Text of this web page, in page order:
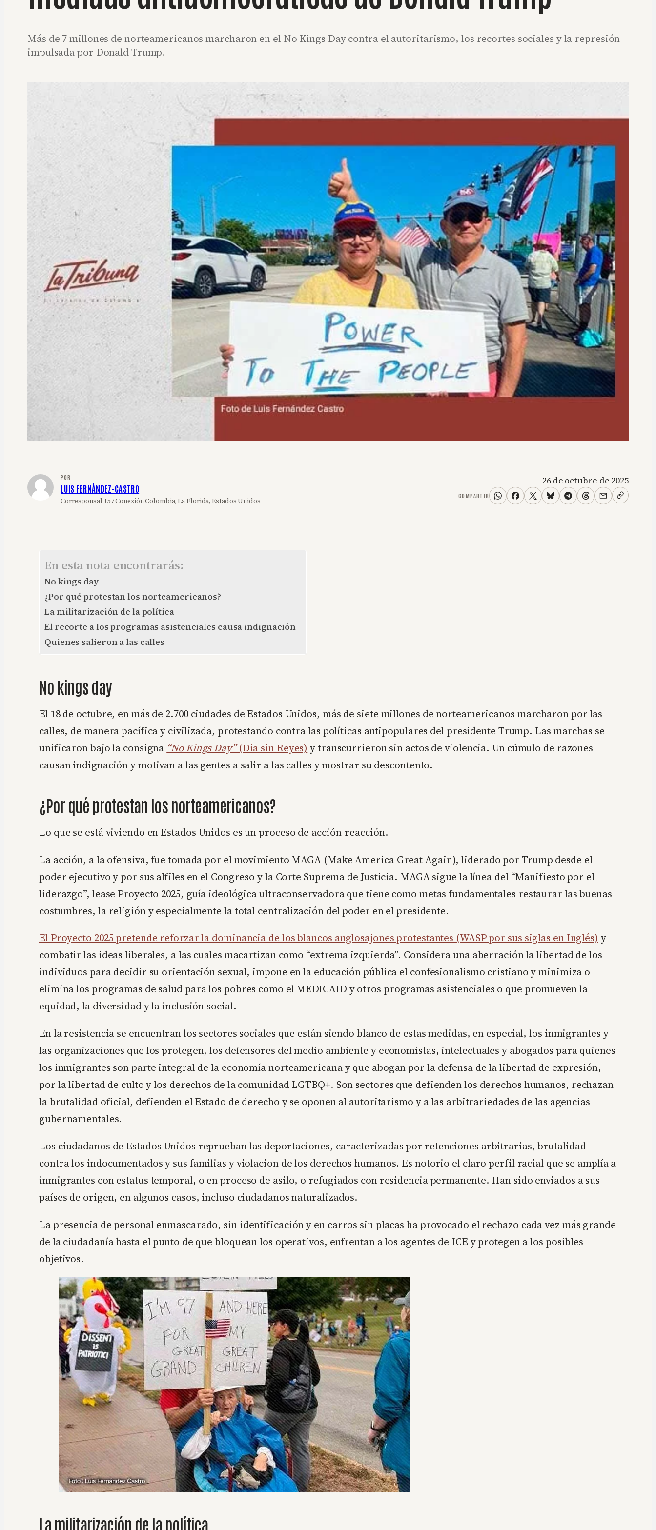
Más de 7 millones de norteamericanos marcharon en el No Kings Day contra el autoritarismo, los recortes sociales y la represión
impulsada por Donald Trump.
POR
LUIS FERNÁNDEZ-CASTRO
Corresponsal +57 Conexión Colombia, La Florida, Estados Unidos
26 de octubre de 2025
COMPARTIR
En esta nota encontrarás:
No kings day
¿Por qué protestan los norteamericanos?
La militarización de la política
El recorte a los programas asistenciales causa indignación
Quienes salieron a las calles
No kings day
El 18 de octubre, en más de 2.700 ciudades de Estados Unidos, más de siete millones de norteamericanos marcharon por las
calles, de manera pacífica y civilizada, protestando contra las políticas antipopulares del presidente Trump. Las marchas se
unificaron bajo la consigna “No Kings Day”(Dia sin Reyes) y transcurrieron sin actos de violencia. Un cúmulo de razones
causan indignación y motivan a las gentes a salir a las calles y mostrar su descontento.
¿Por qué protestan los norteamericanos?
Lo que se está viviendo en Estados Unidos es un proceso de acción-reacción.
La acción, a la ofensiva, fue tomada por el movimiento MAGA (Make America Great Again), liderado por Trump desde el
poder ejecutivo y por sus alfiles en el Congreso y la Corte Suprema de Justicia. MAGA sigue la línea del “Manifiesto por el
liderazgo”, lease Proyecto 2025, guía ideológica ultraconservadora que tiene como metas fundamentales restaurar las buenas
costumbres, la religión y especialmente la total centralización del poder en el presidente.
El Proyecto 2025 pretende reforzar la dominancia de los blancos anglosajones protestantes (WASP por sus siglas en Inglés) y
combatir las ideas liberales, a las cuales macartizan como “extrema izquierda”. Considera una aberración la libertad de los
individuos para decidir su orientación sexual, impone en la educación pública el confesionalismo cristiano y minimiza o
elimina los programas de salud para los pobres como el MEDICAID y otros programas asistenciales o que promueven la
equidad, la diversidad y la inclusión social.
En la resistencia se encuentran los sectores sociales que están siendo blanco de estas medidas, en especial, los inmigrantes y
las organizaciones que los protegen, los defensores del medio ambiente y economistas, intelectuales y abogados para quienes
los inmigrantes son parte integral de la economía norteamericana y que abogan por la defensa de la libertad de expresión,
por la libertad de culto y los derechos de la comunidad LGTBQ+. Son sectores que defienden los derechos humanos, rechazan
la brutalidad oficial, defienden el Estado de derecho y se oponen al autoritarismo y a las arbitrariedades de las agencias
gubernamentales.
Los ciudadanos de Estados Unidos reprueban las deportaciones, caracterizadas por retenciones arbitrarias, brutalidad
contra los indocumentados y sus familias y violacion de los derechos humanos. Es notorio el claro perfil racial que se amplía a
inmigrantes con estatus temporal, o en proceso de asilo, o refugiados con residencia permanente. Han sido enviados a sus
países de origen, en algunos casos, incluso ciudadanos naturalizados.
La presencia de personal enmascarado, sin identificación y en carros sin placas ha provocado el rechazo cada vez más grande
de la ciudadanía hasta el punto de que bloquean los operativos, enfrentan a los agentes de ICE y protegen a los posibles
objetivos.
La militarización de la política